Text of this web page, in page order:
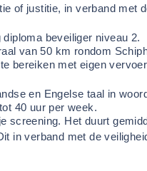
of justitie, in verband met
beveiliger niveau 2.
van 50 km rondom
bereiken met eigen
en Engelse taal in
40 uur per week.
screening. Het duurt
in verband met de